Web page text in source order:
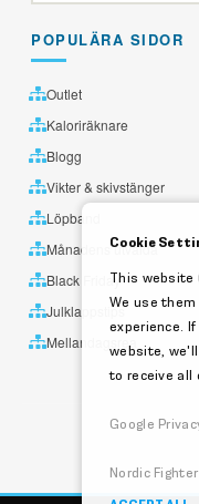
POPULÄRA SIDOR
Outlet
Kaloriräknare
Blogg
Vikter & skivstänger
Löpband
Månadens utvalda
Black Friday
Julklappstips
Mellandagsrea
Cookie
This website
We use
experience.
website,
to receive all
Google
Nordic